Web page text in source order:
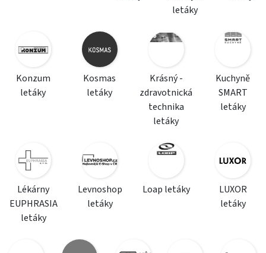
letáky
Konzum
letáky
Kosmas
letáky
Krásný -
zdravotnická
technika
letáky
Kuchyně
SMART
letáky
Lékárny
EUPHRASIA
letáky
Levnoshop
letáky
Loap letáky
LUXOR
letáky